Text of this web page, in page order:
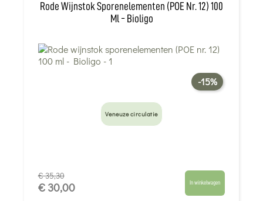
Rode Wijnstok Sporenelementen (POE Nr. 12) 100
Ml - Bioligo
-15%
Veneuze circulatie
€ 35,30
€ 30,00 In winkelwagen